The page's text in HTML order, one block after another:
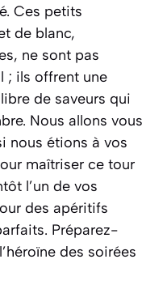
Ces petits
de blanc,
ne sont pas
; ils offrent une
de saveurs qui
Nous allons vous
nous étions à vos
maîtriser ce tour
l’un de vos
des apéritifs
Préparez-
des soirées